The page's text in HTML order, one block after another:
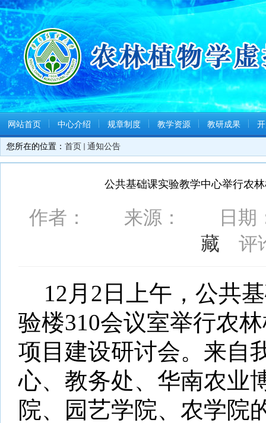
网站首页 中心介绍 规章制度 教学资源 教研成果
您所在的位置： 首页 通知公告
公共基础课实验教学中心举行农
作者： 来源： 日期：
藏 评
12 月 2 日上午，公共
验楼310会议室举行农
项目建设研讨会。来自
心、教务处、华南农业
院、园艺学院、农学院